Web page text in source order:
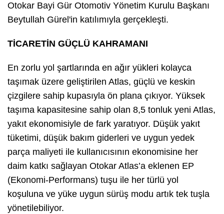
Otokar Bayi Gür Otomotiv Yönetim Kurulu Başkanı
Beytullah Gürel'in katılımıyla gerçekleşti.
TİCARETİN GÜÇLÜ KAHRAMANI
En zorlu yol şartlarında en ağır yükleri kolayca
taşımak üzere geliştirilen Atlas, güçlü ve keskin
çizgilere sahip kupasıyla ön plana çıkıyor. Yüksek
taşıma kapasitesine sahip olan 8,5 tonluk yeni Atlas,
yakıt ekonomisiyle de fark yaratıyor. Düşük yakıt
tüketimi, düşük bakım giderleri ve uygun yedek
parça maliyeti ile kullanıcısının ekonomisine her
daim katkı sağlayan Otokar Atlas’a eklenen EP
(Ekonomi-Performans) tuşu ile her türlü yol
koşuluna ve yüke uygun sürüş modu artık tek tuşla
yönetilebiliyor.